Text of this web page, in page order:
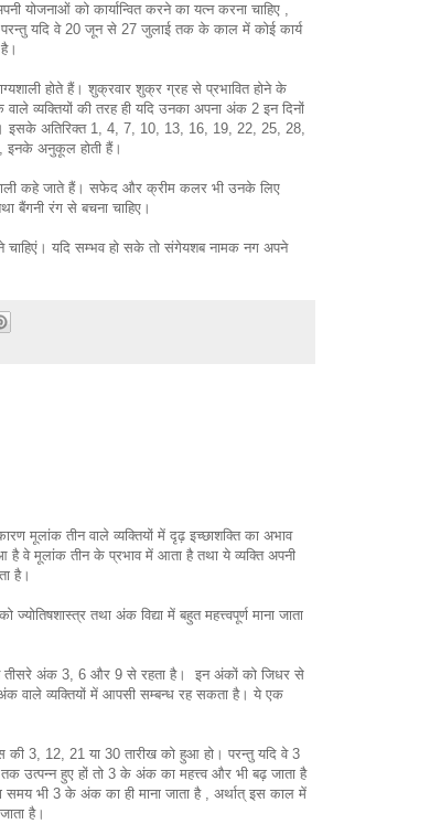
योजनाओं को कार्यान्वित करने का यत्न करना चाहिए ,
यदि वे 20 जून से 27 जुलाई तक के काल में कोई कार्य
होते हैं। शुक्रवार शुक्र ग्रह से प्रभावित होने के
व्यक्तियों की तरह ही यदि उनका अपना अंक 2 इन दिनों
इसके अतिरिक्त 1, 4, 7, 10, 13, 16, 19, 22, 25, 28,
इनके अनुकूल होती हैं।
कहे जाते हैं। सफेद और क्रीम कलर भी उनके लिए
बैंगनी रंग से बचना चाहिए।
चाहिएं। यदि सम्भव हो सके तो संगेयशब नामक नग अपने
मूलांक तीन वाले व्यक्तियों में दृढ़ इच्छाशक्ति का अभाव
है वे मूलांक तीन के प्रभाव में आता है तथा ये व्यक्ति अपनी
है।
तथा अंक विद्या में बहुत महत्त्वपूर्ण माना जाता
अंक 3, 6 और 9 से रहता है। इन अंकों को जिधर से
वाले व्यक्तियों में आपसी सम्बन्ध रह सकता है। ये एक
की 3, 12, 21 या 30 तारीख को हुआ हो। परन्तु यदि वे 3
हुए हों तो 3 के अंक का महत्त्व और भी बढ़ जाता है
भी 3 के अंक का ही माना जाता है , अर्थात् इस काल में
है।